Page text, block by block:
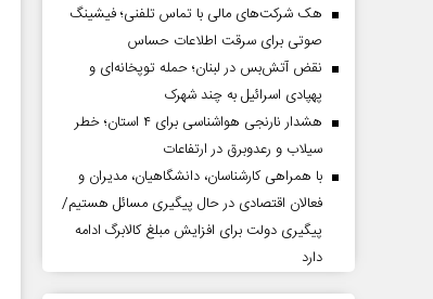
هک شرکت‌های مالی با تماس تلفنی؛ فیشینگ
صوتی برای سرقت اطلاعات حساس
نقض آتش‌بس در لبنان؛ حمله توپخانه‌ای و
پهپادی اسرائیل به چند شهرک
هشدار نارنجی هواشناسی برای ۴ استان؛ خطر
سیلاب و رعدوبرق در ارتفاعات
با همراهی کارشناسان، دانشگاهیان، مدیران و
فعالان اقتصادی در حال پیگیری مسائل هستیم/
پیگیری دولت برای افزایش مبلغ کالابرگ ادامه
دارد